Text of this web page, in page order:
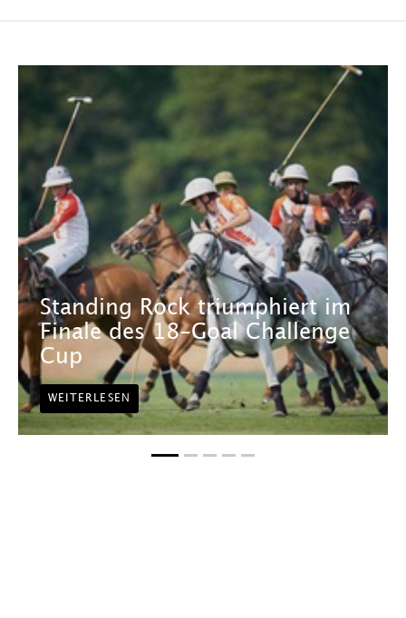
Standing Rock triumphiert im
Finale des 18-Goal Challenge
Cup
WEITERLESEN